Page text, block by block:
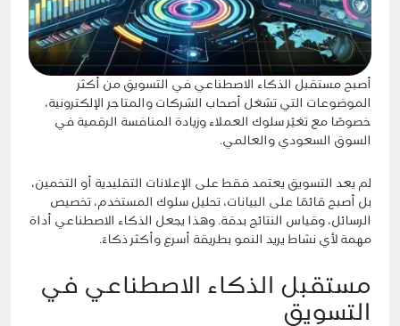
أصبح مستقبل الذكاء الاصطناعي في التسويق من أكثر
الموضوعات التي تشغل أصحاب الشركات والمتاجر الإلكترونية،
خصوصًا مع تغيّر سلوك العملاء وزيادة المنافسة الرقمية في
السوق السعودي والعالمي.
لم يعد التسويق يعتمد فقط على الإعلانات التقليدية أو التخمين،
بل أصبح قائمًا على البيانات، تحليل سلوك المستخدم، تخصيص
الرسائل، وقياس النتائج بدقة. وهذا يجعل الذكاء الاصطناعي أداة
مهمة لأي نشاط يريد النمو بطريقة أسرع وأكثر ذكاءً.
مستقبل الذكاء الاصطناعي في
التسويق